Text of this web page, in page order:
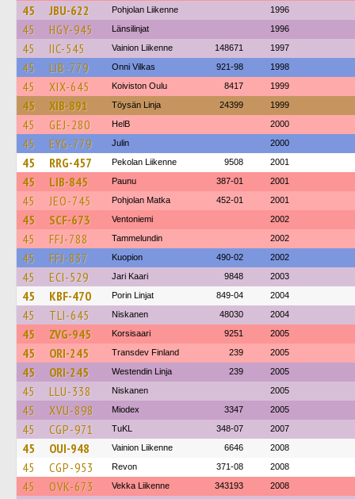
45 JBU-622 Pohjolan Liikenne 1996
45 HGY-945 Länsilinjat 1996
45 IIC-545 Vainion Liikenne 148671 1997
45 LIB-779 Onni Vilkas 921-98 1998
45 XIX-645 Koiviston Oulu 8417 1999
45 XIB-891 Töysän Linja 24399 1999
45 GEJ-280 HelB 2000
45 EYG-779 Julin 2000
45 RRG-457 Pekolan Liikenne 9508 2001
45 LIB-845 Paunu 387-01 2001
45 JEO-745 Pohjolan Matka 452-01 2001
45 SCF-673 Ventoniemi 2002
45 FFJ-788 Tammelundin 2002
45 FFJ-837 Kuopion 490-02 2002
45 ECI-529 Jari Kaari 9848 2003
45 KBF-470 Porin Linjat 849-04 2004
45 TLI-645 Niskanen 48030 2004
45 ZVG-945 Korsisaari 9251 2005
45 ORI-245 Transdev Finland 239 2005
45 ORI-245 Westendin Linja 239 2005
45 LLU-338 Niskanen 2005
45 XVU-898 Miodex 3347 2005
45 CGP-971 TuKL 348-07 2007
45 OUI-948 Vainion Liikenne 6646 2008
45 CGP-953 Revon 371-08 2008
45 OVK-673 Vekka Liikenne 343193 2008